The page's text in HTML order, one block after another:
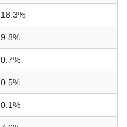
18.3%
9.8%
0.7%
0.5%
0.1%